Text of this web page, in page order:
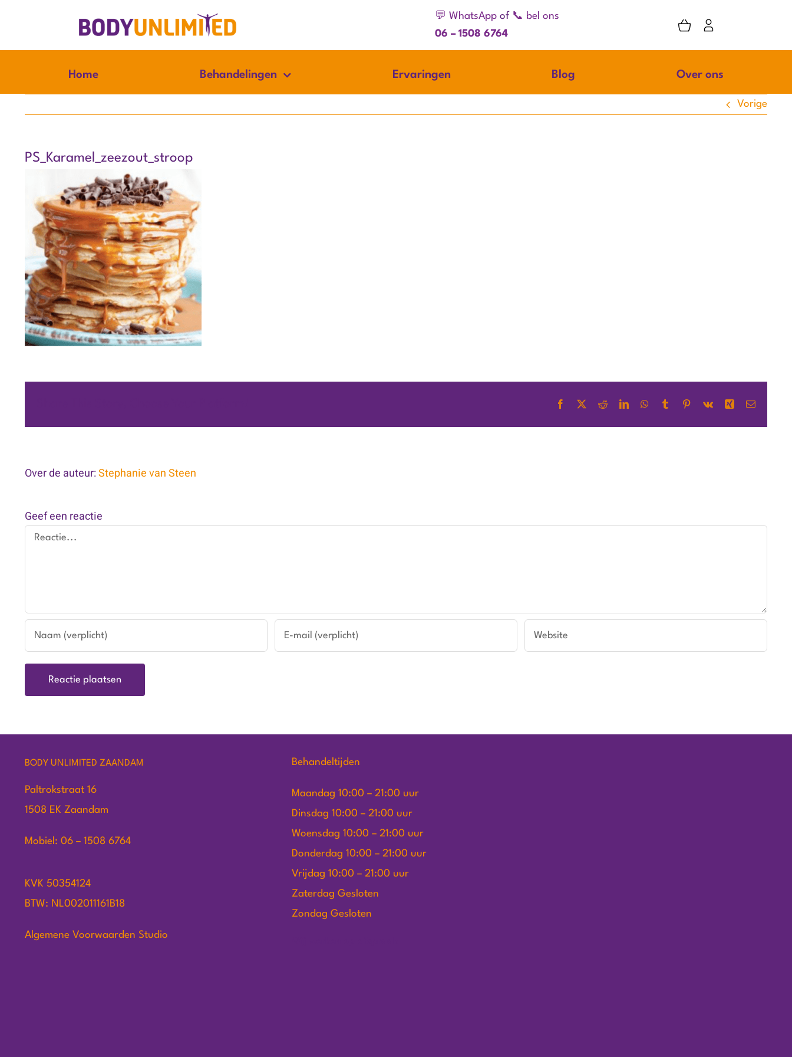
inhoud
💬 WhatsAppof 📞 bel ons
06 – 1508 6764
Home Behandelingen Ervaringen Blog Over ons
Vorige
PS_Karamel_zeezout_stroop
Facebook RedditLinkedInWhatsApp
Tumblr Pinterest
Vk Xing E-
Over de auteur:Stephanie van Steen
Geef een reactie
Reactie
BODY UNLIMITED ZAANDAM
Paltrokstraat 16
1508 EK Zaandam
Mobiel: 06 – 1508 6764
KVK 50354124
BTW: NL002011161B18
Algemene Voorwaarden Studio
Behandeltijden
Maandag 10:00 – 21:00 uur
Dinsdag 10:00 – 21:00 uur
Woensdag 10:00 – 21:00 uur
Donderdag 10:00 – 21:00 uur
Vrijdag 10:00 – 21:00 uur
Zaterdag Gesloten
Zondag Gesloten